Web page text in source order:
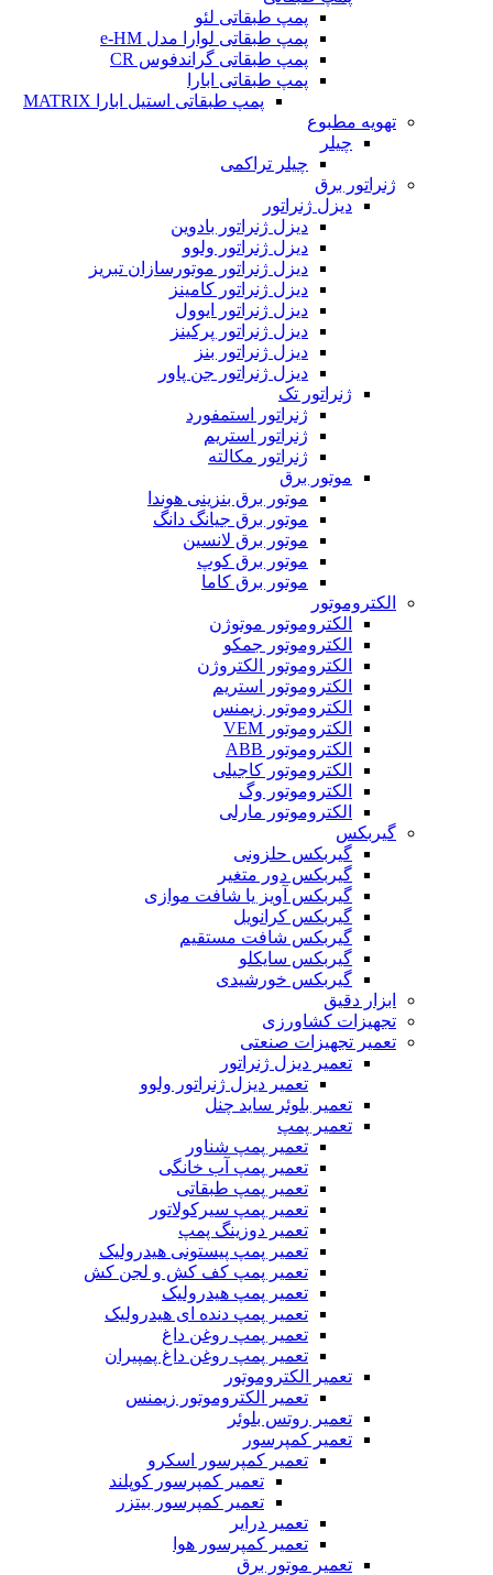
پمپ طبقاتی لئو
پمپ طبقاتی لوارا مدل e-HM
پمپ طبقاتی گراندفوس CR
پمپ طبقاتی ابارا
پمپ طبقاتی استیل ابارا MATRIX
تهویه مطبوع
چیلر
چیلر تراکمی
ژنراتور برق
دیزل ژنراتور
دیزل ژنراتور بادوین
دیزل ژنراتور ولوو
دیزل ژنراتور موتورسازان تبریز
دیزل ژنراتور کامینز
دیزل ژنراتور ایوول
دیزل ژنراتور پرکینز
دیزل ژنراتور بنز
دیزل ژنراتور جن پاور
ژنراتور تک
ژنراتور استمفورد
ژنراتور استریم
ژنراتور مکالته
موتور برق
موتور برق بنزینی هوندا
موتور برق جیانگ دانگ
موتور برق لانسین
موتور برق کوپ
موتور برق کاما
الکتروموتور
الکتروموتور موتوژن
الکتروموتور جمکو
الکتروموتور الکتروژن
الکتروموتور استریم
الکتروموتور زیمنس
الکتروموتور VEM
الکتروموتور ABB
الکتروموتور کاجیلی
الکتروموتور وگ
الکتروموتور مارلی
گیربکس
گیربکس حلزونی
گیربکس دور متغیر
گیربکس آویز یا شافت موازی
گیربکس کرانویل
گیربکس شافت مستقیم
گیربکس سایکلو
گیربکس خورشیدی
ابزار دقیق
تجهیزات کشاورزی
تعمیر تجهیزات صنعتی
تعمیر دیزل ژنراتور
تعمیر دیزل ژنراتور ولوو
تعمیر بلوئر ساید چنل
تعمیر پمپ
تعمیر پمپ شناور
تعمیر پمپ آب خانگی
تعمیر پمپ طبقاتی
تعمیر پمپ سیرکولاتور
تعمیر دوزینگ پمپ
تعمیر پمپ پیستونی هیدرولیک
تعمیر پمپ کف کش و لجن کش
تعمیر پمپ هیدرولیک
تعمیر پمپ دنده ای هیدرولیک
تعمیر پمپ روغن داغ
تعمیر پمپ روغن داغ پمپیران
تعمیر الکتروموتور
تعمیر الکتروموتور زیمنس
تعمیر روتس بلوئر
تعمیر کمپرسور
تعمیر کمپرسور اسکرو
تعمیر کمپرسور کوپلند
تعمیر کمپرسور بیتزر
تعمیر درایر
تعمیر کمپرسور هوا
تعمیر موتور برق